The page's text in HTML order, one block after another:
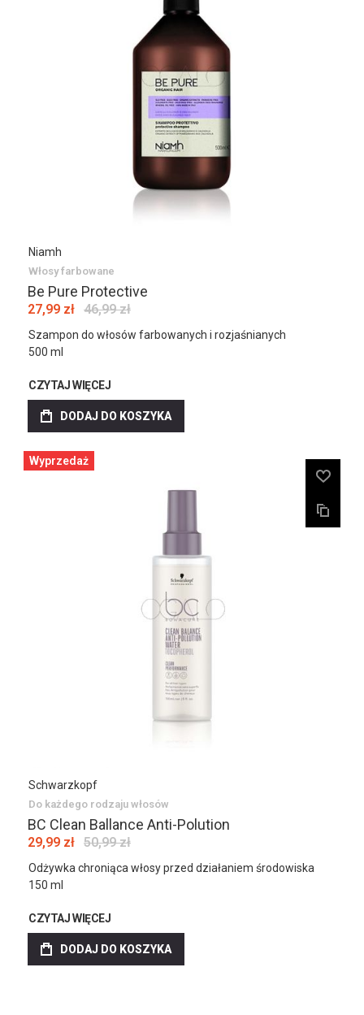
Niamh
Włosy farbowane
Be Pure Protective
27,99 zł 46,99 zł
Szampon do włosów farbowanych i rozjaśnianych
500 ml
CZYTAJ WIĘCEJ
DODAJ DO KOSZYKA
Wyprzedaż
Schwarzkopf
Do każdego rodzaju włosów
BC Clean Ballance Anti-Polution
29,99 zł 50,99 zł
Odżywka chroniąca włosy przed działaniem środowiska
150 ml
CZYTAJ WIĘCEJ
DODAJ DO KOSZYKA